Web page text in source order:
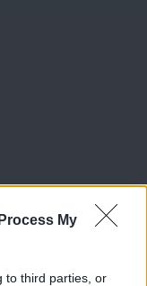
My
to third parties, or